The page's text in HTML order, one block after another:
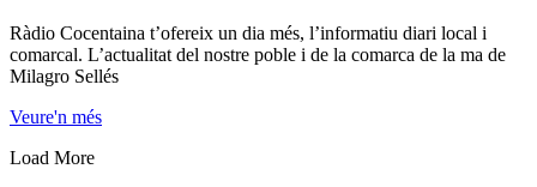
Ràdio Cocentaina t’ofereix un dia més, l’informatiu diari local i
comarcal. L’actualitat del nostre poble i de la comarca de la ma de
Milagro Sellés
Veure'n més
Load More